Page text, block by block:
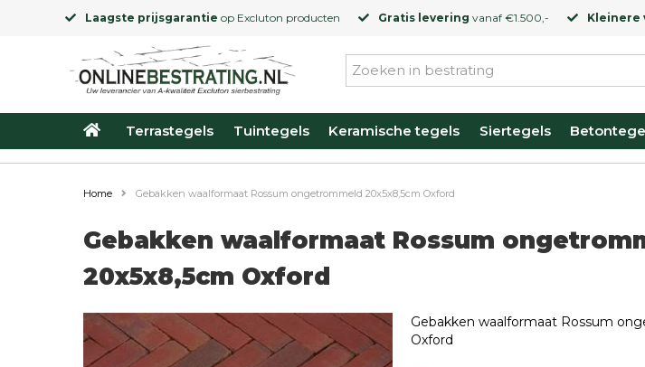
Laagste prijsgarantie op Excluton producten Gratis levering vanaf €1.500,- Kleinere
Terrastegels Tuintegels Keramische tegels Siertegels
Home Gebakken waalformaat Rossum ongetrommeld 20x5x8,5cm Oxford
Gebakken waalformaat Rossum
20x5x8,5cm Oxford
Gebakken waalformaat Rossum
Oxford